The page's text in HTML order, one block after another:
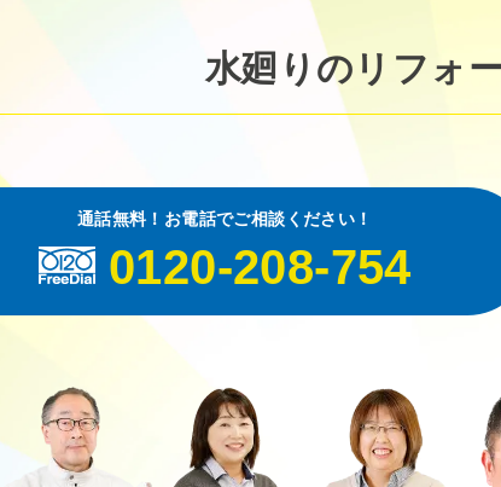
水廻りのリフォ
通話無料！お電話でご相談ください！
0120-208-754